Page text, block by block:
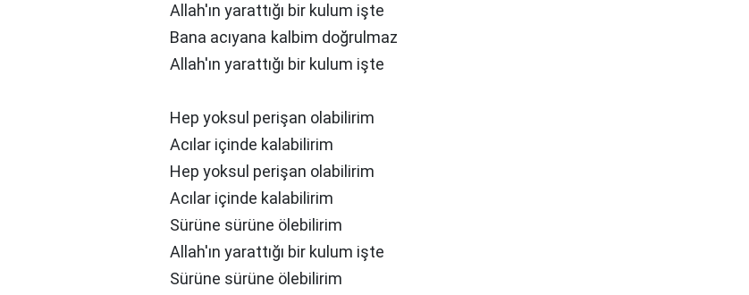
Allah'ın yarattığı bir kulum işte
Bana acıyana kalbim doğrulmaz
Allah'ın yarattığı bir kulum işte
Hep yoksul perişan olabilirim
Acılar içinde kalabilirim
Hep yoksul perişan olabilirim
Acılar içinde kalabilirim
Sürüne sürüne ölebilirim
Allah'ın yarattığı bir kulum işte
Sürüne sürüne ölebilirim